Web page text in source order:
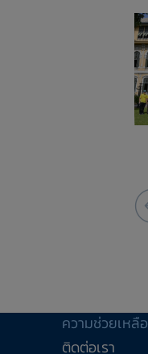
ความช่วยเหลือ
ติดต่อเรา